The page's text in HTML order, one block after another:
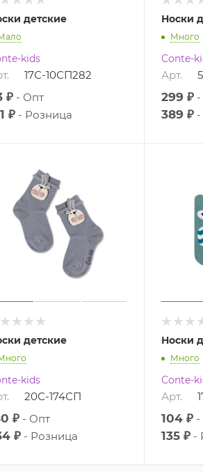
детские
kids
17С-10СП282
₽ Опт
₽ Розница
Носки
Много
Conte-
Арт.
299 ₽
389 ₽
детские
kids
20С-174СП
₽ Опт
₽ Розница
Носки
Много
Conte-
Арт.
104 ₽
135 ₽